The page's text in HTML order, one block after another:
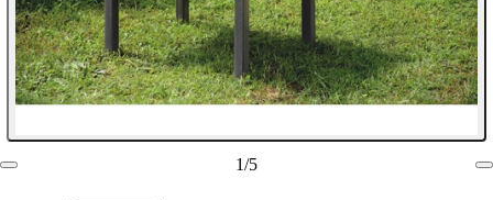
1/5